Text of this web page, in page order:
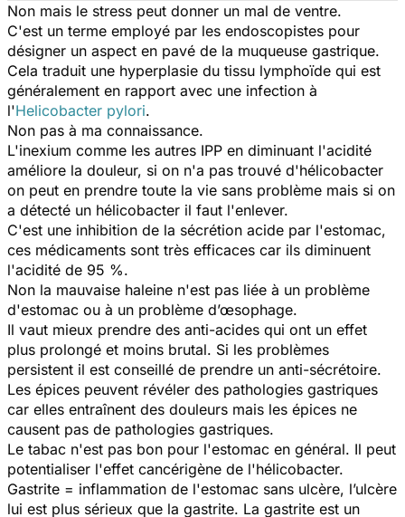
Non mais le stress peut donner un mal de ventre.
C'est un terme employé par les endoscopistes pour
désigner un aspect en pavé de la muqueuse gastrique.
Cela traduit une hyperplasie du tissu lymphoïde qui est
généralement en rapport avec une infection à
l'Helicobacter pylori.
Non pas à ma connaissance.
L'inexium comme les autres IPP en diminuant l'acidité
améliore la douleur, si on n'a pas trouvé d'hélicobacter
on peut en prendre toute la vie sans problème mais si on
a détecté un hélicobacter il faut l'enlever.
C'est une inhibition de la sécrétion acide par l'estomac,
ces médicaments sont très efficaces car ils diminuent
l'acidité de 95 %.
Non la mauvaise haleine n'est pas liée à un problème
d'estomac ou à un problème d’œsophage.
Il vaut mieux prendre des anti-acides qui ont un effet
plus prolongé et moins brutal. Si les problèmes
persistent il est conseillé de prendre un anti-sécrétoire.
Les épices peuvent révéler des pathologies gastriques
car elles entraînent des douleurs mais les épices ne
causent pas de pathologies gastriques.
Le tabac n'est pas bon pour l'estomac en général. Il peut
potentialiser l'effet cancérigène de l'hélicobacter.
Gastrite = inflammation de l'estomac sans ulcère, l’ulcère
lui est plus sérieux que la gastrite. La gastrite est un